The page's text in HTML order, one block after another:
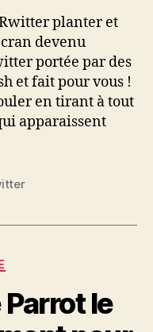
la
baleine
Twitter
?
Alors
flinguez
la
planter et
devenu
portée par des
et fait pour vous !
en tirant à tout
apparaissent
le